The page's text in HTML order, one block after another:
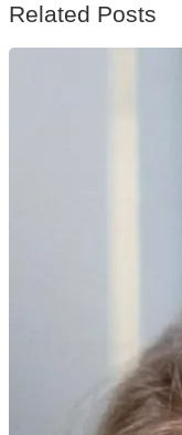
Related Posts